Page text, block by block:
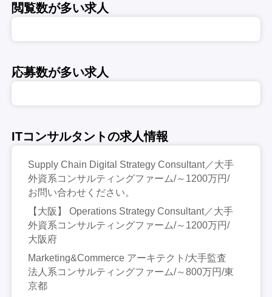
閲覧数が多い求人
応募数が多い求人
ITコンサルタントの求人情報
Supply Chain Digital Strategy Consultant／大手
外資系コンサルティングファーム/～1200万円/
お問い合わせください。
【大阪】 Operations Strategy Consultant／大手
外資系コンサルティングファーム/～1200万円/
大阪府
Marketing&Commerce アーキテクト/大手監査
法人系コンサルティングファーム/～800万円/東
京都